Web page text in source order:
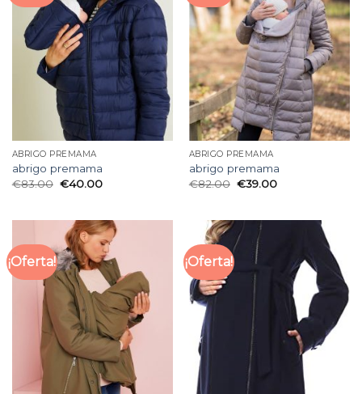
ABRIGO PREMAMA
abrigo premama
€83.00 €40.00
ABRIGO PREMAMA
abrigo premama
€82.00 €39.00
¡Oferta! ¡Oferta!